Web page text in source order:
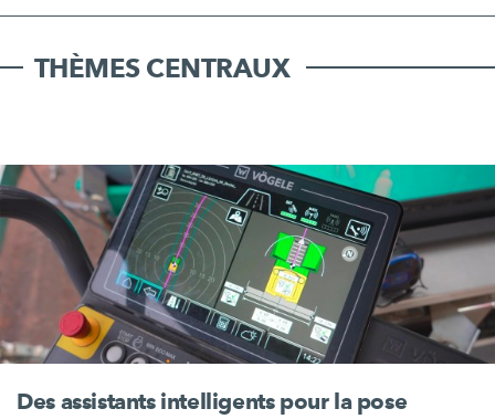
THÈMES CENTRAUX
Des assistants intelligents pour la pose